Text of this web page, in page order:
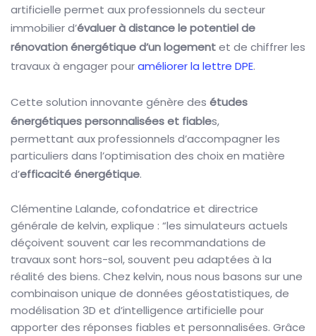
artificielle permet aux professionnels du secteur
immobilier d’évaluer à distance le potentiel de
rénovation énergétique d’un logementet de chiffrer les
travaux à engager pouraméliorer la lettre DPE.
Cette solution innovante génère des études
énergétiques personnalisées et fiables,
permettant aux professionnels d’accompagner les
particuliers dans l’optimisation des choix en matière
d’efficacité énergétique.
Clémentine Lalande, cofondatrice et directrice
générale de kelvin, explique : “les simulateurs actuels
déçoivent souvent car les recommandations de
travaux sont hors-sol, souvent peu adaptées à la
réalité des biens. Chez kelvin, nous nous basons sur une
combinaison unique de données géostatistiques, de
modélisation 3D et d’intelligence artificielle pour
apporter des réponses fiables et personnalisées. Grâce